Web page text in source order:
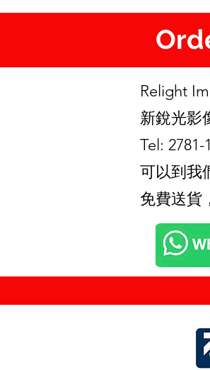
Relight
新銳光影
Tel: 2781-
可以到我
免費送貨